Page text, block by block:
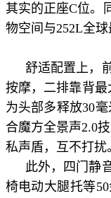
其实的正座C位。
物空间与252L全
舒适配置上，
按摩，二排靠背
为头部多释放30
合魔方全景声2.0
私声盾，互不打扰
此外，
四门静
椅电动大腿托等